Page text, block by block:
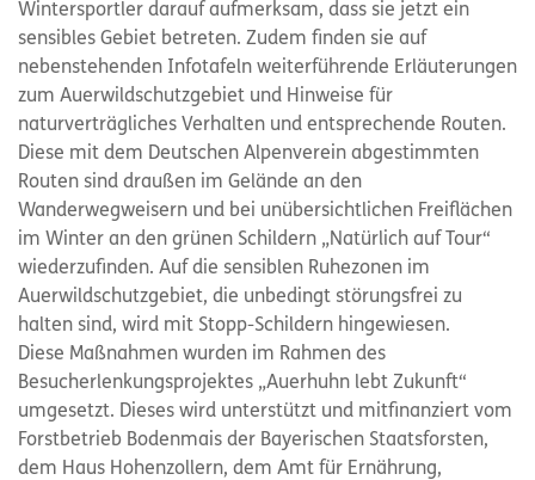
Wintersportler darauf aufmerksam, dass sie jetzt ein
sensibles Gebiet betreten. Zudem finden sie auf
nebenstehenden Infotafeln weiterführende Erläuterungen
zum Auerwildschutzgebiet und Hinweise für
naturverträgliches Verhalten und entsprechende Routen.
Diese mit dem Deutschen Alpenverein abgestimmten
Routen sind draußen im Gelände an den
Wanderwegweisern und bei unübersichtlichen Freiflächen
im Winter an den grünen Schildern „Natürlich auf Tour“
wiederzufinden. Auf die sensiblen Ruhezonen im
Auerwildschutzgebiet, die unbedingt störungsfrei zu
halten sind, wird mit Stopp-Schildern hingewiesen.
Diese Maßnahmen wurden im Rahmen des
Besucherlenkungsprojektes „Auerhuhn lebt Zukunft“
umgesetzt. Dieses wird unterstützt und mitfinanziert vom
Forstbetrieb Bodenmais der Bayerischen Staatsforsten,
dem Haus Hohenzollern, dem Amt für Ernährung,